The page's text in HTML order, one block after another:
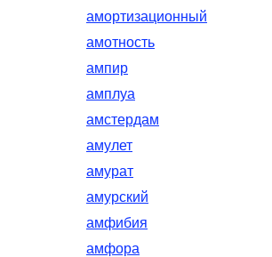
амортизационный
амотность
ампир
амплуа
амстердам
амулет
амурат
амурский
амфибия
амфора